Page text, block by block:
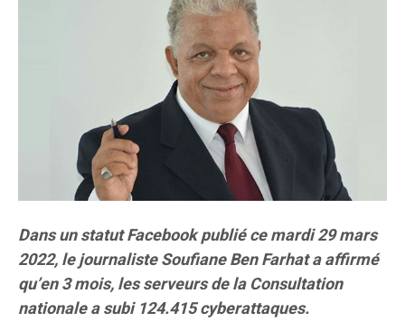
Dans un statut Facebook publié ce mardi 29 mars
2022, le journaliste Soufiane Ben Farhat a affirmé
qu’en 3 mois, les serveurs de la Consultation
nationale a subi 124.415 cyberattaques.